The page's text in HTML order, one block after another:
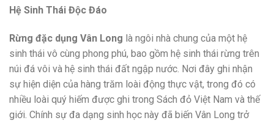
Hệ Sinh Thái Độc Đáo
Rừng đặc dụng Vân Long là ngôi nhà chung của một hệ
sinh thái vô cùng phong phú, bao gồm hệ sinh thái rừng trên
núi đá vôi và hệ sinh thái đất ngập nước. Nơi đây ghi nhận
sự hiện diện của hàng trăm loài động thực vật, trong đó có
nhiều loài quý hiếm được ghi trong Sách đỏ Việt Nam và thế
giới. Chính sự đa dạng sinh học này đã biến Vân Long trở